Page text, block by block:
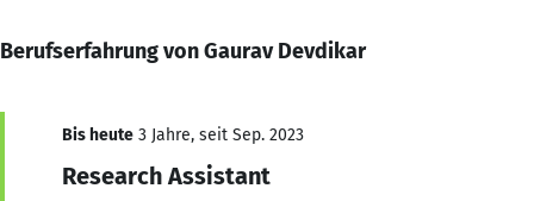
Berufserfahrung von Gaurav Devdikar
Bis heute 3 Jahre, seit Sep. 2023
Research Assistant